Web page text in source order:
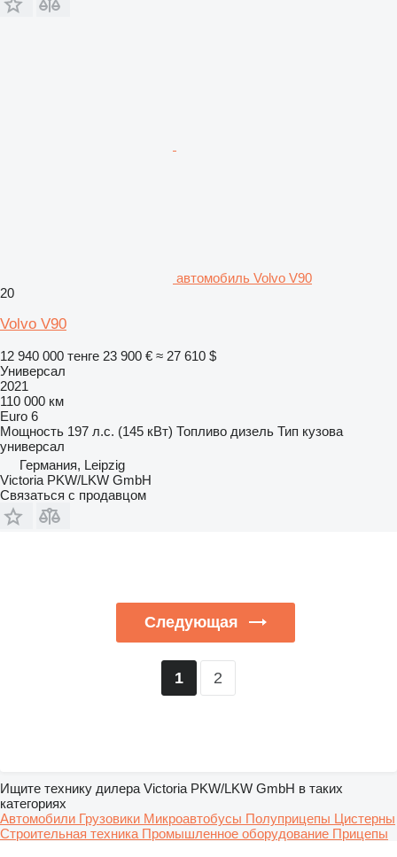
автомобиль Volvo V90
20
Volvo V90
12 940 000 тенге 23 900 € ≈ 27 610 $
Универсал
2021
110 000 км
Euro 6
Мощность 197 л.с. (145 кВт) Топливо дизель Тип кузова
универсал
Германия, Leipzig
Victoria PKW/LKW GmbH
Связаться с продавцом
Следующая
1 2
Ищите технику дилера Victoria PKW/LKW GmbH в таких
категориях
Автомобили Грузовики Микроавтобусы Полуприцепы Цистерны
Строительная техника Промышленное оборудование Прицепы